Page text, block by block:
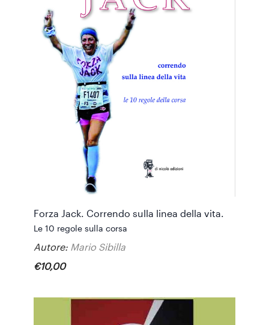
Forza Jack. Correndo sulla linea della vita.
Le 10 regole sulla corsa
Autore: Mario Sibilla
€10,00